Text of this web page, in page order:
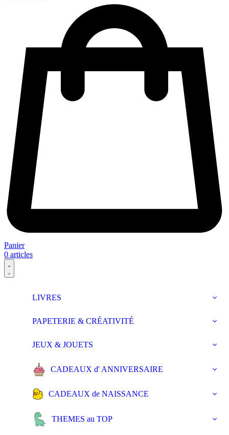
Panier
0 articles
LIVRES
PAPETERIE & CRÉATIVITÉ
JEUX & JOUETS
CADEAUX d' ANNIVERSAIRE
CADEAUX de NAISSANCE
THEMES au TOP